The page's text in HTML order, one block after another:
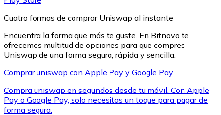
Cuatro formas de comprar Uniswap al instante
Encuentra la forma que más te guste. En Bitnovo te
ofrecemos multitud de opciones para que compres
Uniswap de una forma segura, rápida y sencilla.
Comprar uniswap con Apple Pay y Google Pay
Compra uniswap en segundos desde tu móvil. Con Apple
Pay o Google Pay, solo necesitas un toque para pagar de
forma segura.